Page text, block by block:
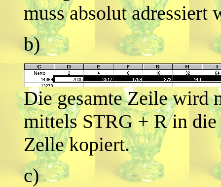
muss absolut adressiert
b)
Die gesamte Zeile wird
mittels STRG + R in die
Zelle kopiert.
c)